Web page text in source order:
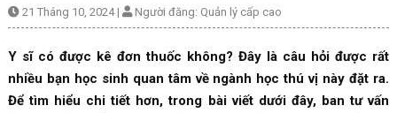
21 Tháng 10, 2024 | Người đăng: Quản lý cấp cao
Y sĩ có được kê đơn thuốc không? Đây là câu hỏi được rất
nhiều bạn học sinh quan tâm về ngành học thú vị này đặt ra.
Để tìm hiểu chi tiết hơn, trong bài viết dưới đây, ban tư vấn